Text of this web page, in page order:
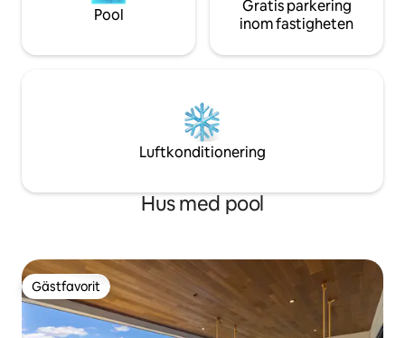
Pool
Gratis parkering
inom fastigheten
Luftkonditionering
Hus med pool
Gästfavorit
Gästfavorit